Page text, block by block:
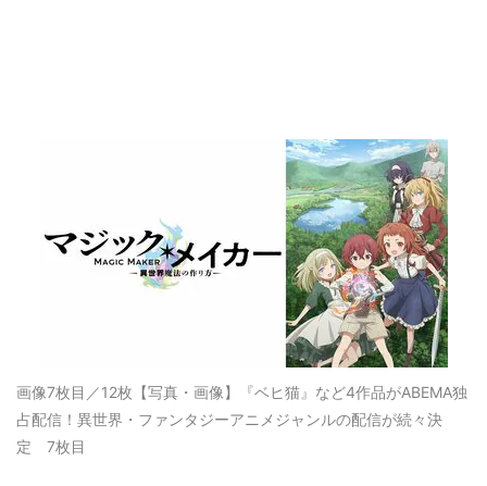
画像7枚目／12枚 【写真・画像】『ベヒ猫』など4作品がABEMA独
占配信！異世界・ファンタジーアニメジャンルの配信が続々決
定 7枚目